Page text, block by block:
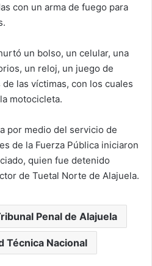
con un arma de fuego para
un bolso, un celular, una
un reloj, un juego de
las víctimas, con los cuales
motocicleta.
por medio del servicio de
de la Fuerza Pública iniciaron
quien fue detenido
de Tuetal Norte de Alajuela.
Penal de Alajuela
Técnica Nacional